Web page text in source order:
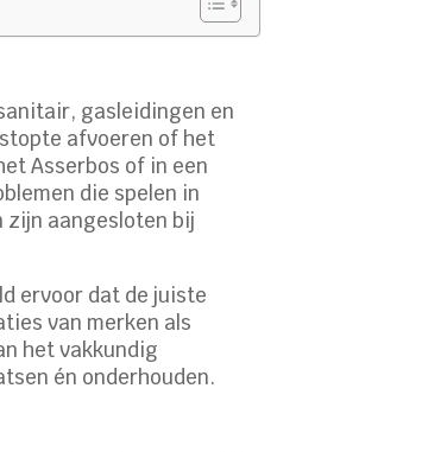
gasleidingen en
afvoeren of het
Asserbos of in een
die spelen in
zijn aangesloten bij
ervoor dat de juiste
van merken als
het vakkundig
én onderhouden.